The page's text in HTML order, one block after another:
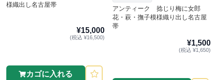
様織出し名古屋帯
¥15,000
(税込 ¥16,500)
カゴに入れる
アンティーク 捻じり梅に女郎
花・萩・撫子模様織り出し名古屋
帯
¥1,500
(税込 ¥1,650)